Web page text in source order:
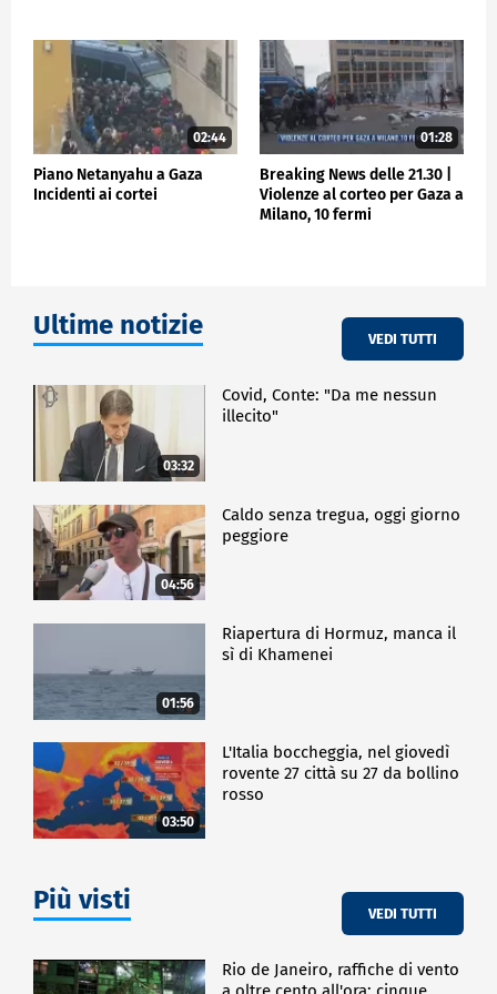
CRONACA
02:44
Piano Netanyahu a Gaza
Incidenti ai cortei
01:28
Breaking News delle 21.30 |
Violenze al corteo per Gaza a
Milano, 10 fermi
Ultime notizie VEDI TUTTI
03:32
Covid, Conte: "Da me nessun
illecito"
04:56
Caldo senza tregua, oggi giorno
peggiore
01:56
Riapertura di Hormuz, manca il
sì di Khamenei
03:50
L'Italia boccheggia, nel giovedì
rovente 27 città su 27 da bollino
rosso
Più visti VEDI TUTTI
Rio de Janeiro, raffiche di vento